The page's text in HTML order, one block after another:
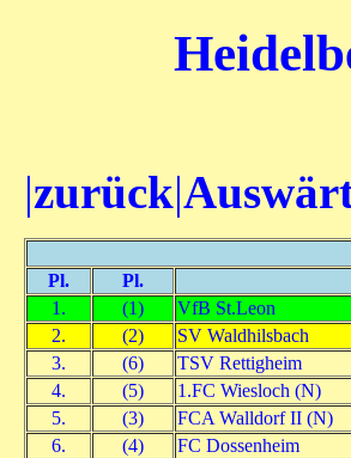
|zurück|
Pl. Pl.
1.
(1)
VfB St.Leon
2.
(2)
SV Waldhilsbach
3.
(6)
TSV Rettigheim
4.
(5)
1.FC Wiesloch (N)
5.
(3)
FCA Walldorf II (N)
6.
(4)
FC Dossenheim